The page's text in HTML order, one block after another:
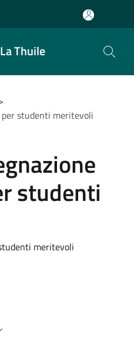
Thuile
per studenti meritevoli
studenti
meritevoli